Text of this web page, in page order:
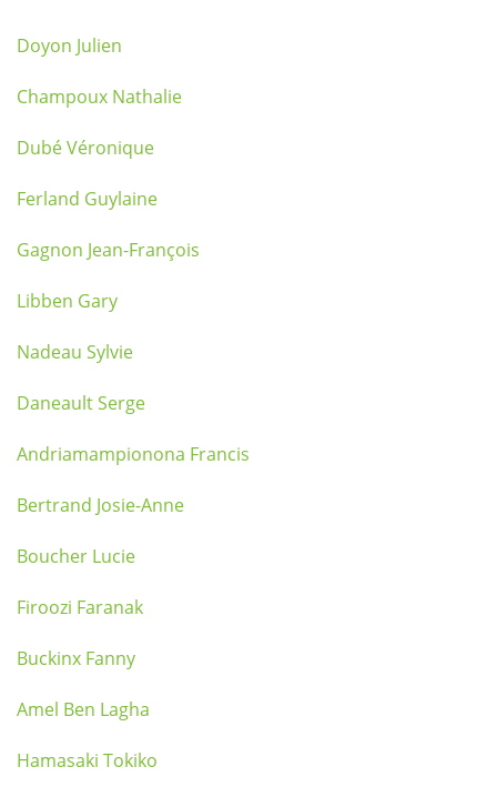
Doyon Julien
Champoux Nathalie
Dubé Véronique
Ferland Guylaine
Gagnon Jean-François
Libben Gary
Nadeau Sylvie
Daneault Serge
Andriamampionona Francis
Bertrand Josie-Anne
Boucher Lucie
Firoozi Faranak
Buckinx Fanny
Amel Ben Lagha
Hamasaki Tokiko